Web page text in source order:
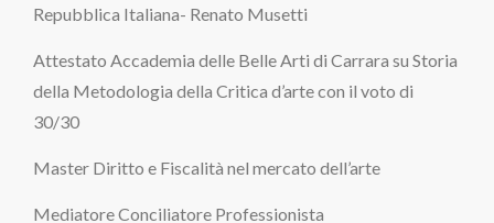
Repubblica Italiana- Renato Musetti
Attestato Accademia delle Belle Arti di Carrara su Storia
della Metodologia della Critica d’arte con il voto di
30/30
Master Diritto e Fiscalità nel mercato dell’arte
Mediatore Conciliatore Professionista